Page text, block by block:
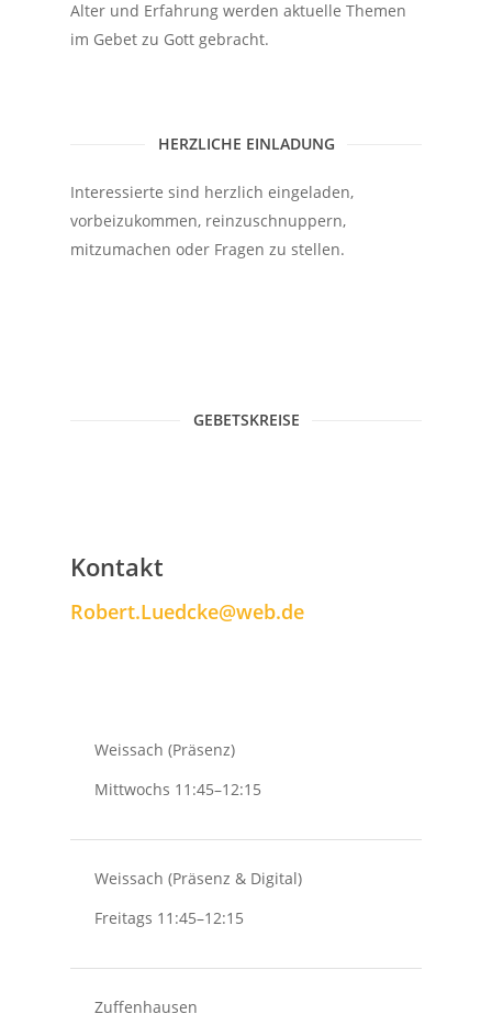
Alter und Erfahrung werden aktuelle Themen
im Gebet zu Gott gebracht.
HERZLICHE EINLADUNG
Interessierte sind herzlich eingeladen,
vorbeizukommen, reinzuschnuppern,
mitzumachen oder Fragen zu stellen.
GEBETSKREISE
Kontakt
Robert.Luedcke@web.de
Weissach (Präsenz)
Mittwochs 11:45–12:15
Weissach (Präsenz & Digital)
Freitags 11:45–12:15
Zuffenhausen